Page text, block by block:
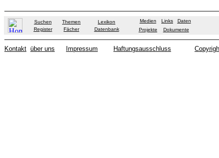
Suchen Themen
Lexikon
Register
Fächer Datenbank
Medien Links
Daten
Projekte
Dokumente
Kontakt über uns Impressum Haftungsausschluss